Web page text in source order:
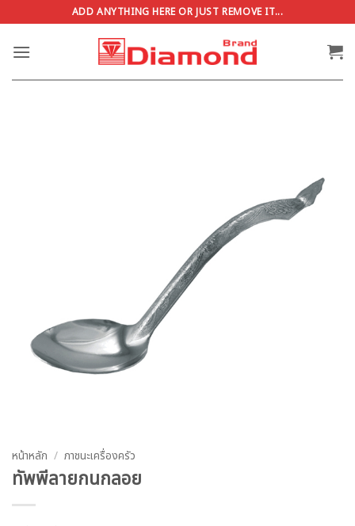
ไป
ADD ANYTHING HERE OR JUST REMOVE IT...
หน้าหลัก / ภาชนะเครื่องครัว
ทัพพีลายกนกลอย